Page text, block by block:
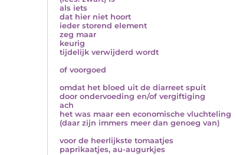
als iets
dat hier niet hoort
ieder storend element
zeg maar
keurig
tijdelijk verwijderd wordt
of voorgoed
omdat het bloed uit de diarreet spuit
door ondervoeding en/of vergiftiging
ach
het was maar een economische vluchteling
(daar zijn immers meer dan genoeg van)
voor de heerlijkste tomaatjes
paprikaatjes, au-augurkjes